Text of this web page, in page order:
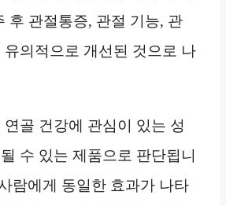
후 관절통증, 관절 기능, 관
유의적으로 개선된 것으로 나
골 건강에 관심이 있는 성
수 있는 제품으로 판단됩니
람에게 동일한 효과가 나타